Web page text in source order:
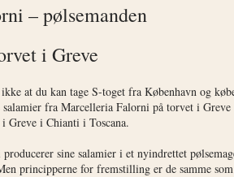
– pølsemanden
i Greve
at du kan tage S-toget fra København og
salamier fra Marcelleria Falorni på torvet i
Greve i Chianti i Toscana.
sine salamier i et nyindrettet
principperne for fremstilling er de samme